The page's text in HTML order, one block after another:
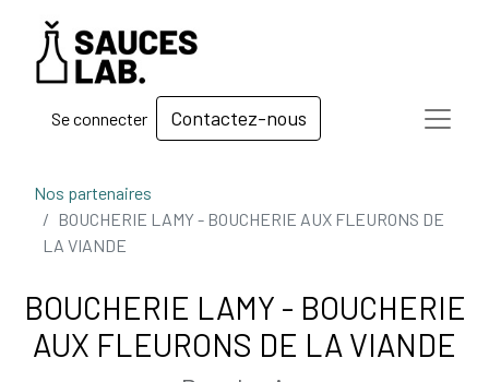
Se connecter Contactez-nous
Nos partenaires
BOUCHERIE LAMY - BOUCHERIE AUX FLEURONS DE
LA VIANDE
BOUCHERIE LAMY - BOUCHERIE
AUX FLEURONS DE LA VIANDE